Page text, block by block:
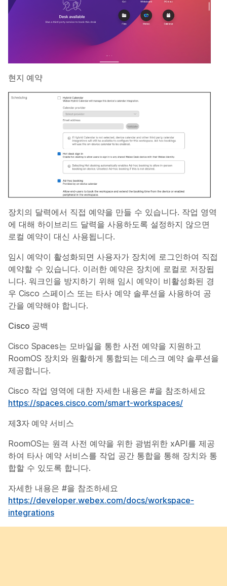
현지 예약
장치의 달력에서 직접 예약을 만들 수 있습니다. 작업 영역
에 대해 하이브리드 달력을 사용하도록 설정하지 않으면
로컬 예약이 대신 사용됩니다.
임시 예약이 활성화되면 사용자가 장치에 로그인하여 직접
예약할 수 있습니다. 이러한 예약은 장치에 로컬로 저장됩
니다. 워크인을 방지하기 위해 임시 예약이 비활성화된 경
우 Cisco 스페이스 또는 타사 예약 솔루션을 사용하여 공
간을 예약해야 합니다.
Cisco 공백
Cisco Spaces는 모바일을 통한 사전 예약을 지원하고
RoomOS 장치와 원활하게 통합되는 데스크 예약 솔루션을
제공합니다.
Cisco 작업 영역에 대한 자세한 내용은 #을 참조하세요
https://spaces.cisco.com/smart-workspaces/
제3자 예약 서비스
RoomOS는 원격 사전 예약을 위한 광범위한 xAPI를 제공
하여 타사 예약 서비스를 작업 공간 통합을 통해 장치와 통
합할 수 있도록 합니다.
자세한 내용은 #을 참조하세요
https://developer.webex.com/docs/workspace-
integrations